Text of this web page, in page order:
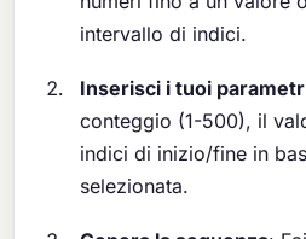
intervallo di indici.
Inserisci i tuoi
conteggio (1-500), il
indici di inizio/fine in
selezionata.